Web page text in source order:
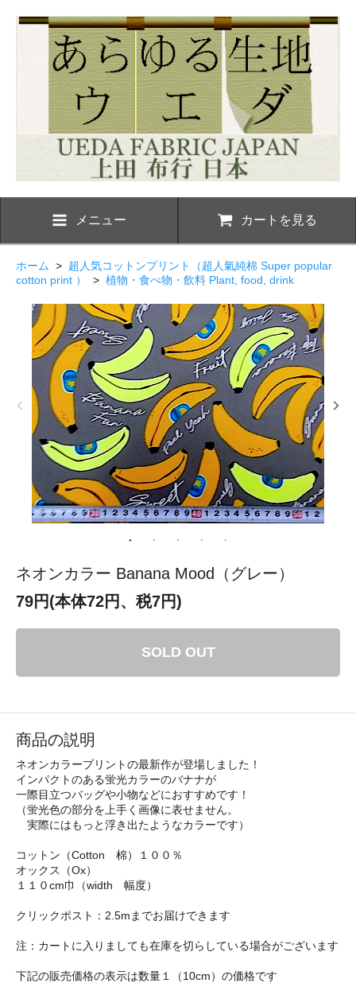
メニュー カートを見る
ホーム > 超人気コットンプリント（超人氣純棉 Super popular
cotton print ）
> 植物・食べ物・飲料 Plant, food, drink
ネオンカラー Banana Mood（グレー）
79円(本体72円、税7円)
SOLD OUT
商品の説明
ネオンカラープリントの最新作が登場しました！
インパクトのある蛍光カラーのバナナが
一際目立つバッグや小物などにおすすめです！
（蛍光色の部分を上手く画像に表せません。
実際にはもっと浮き出たようなカラーです）
コットン（Cotton 棉）１００％
オックス（Ox）
１１０cm巾（width 幅度）
クリックポスト：2.5mまでお届けできます
注：カートに入りましても在庫を切らしている場合がございます
下記の販売価格の表示は数量１（10cm）の価格です